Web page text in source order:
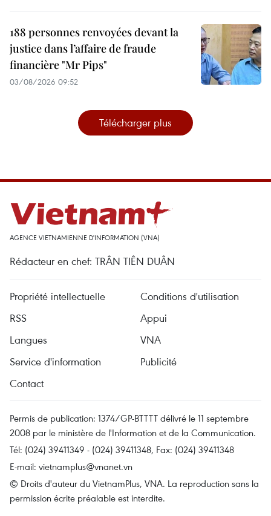
188 personnes renvoyées devant la
justice dans l’affaire de fraude
financière "Mr Pips"
03/08/2026 09:52
Télécharger plus
AGENCE VIETNAMIENNE D'INFORMATION (VNA)
Rédacteur en chef: TRÂN TIÊN DUÂN
Propriété intellectuelle
Conditions d'utilisation
RSS
Appui
Langues
VNA
Service d'information
Publicité
Contact
Permis de publication: 1374/GP-BTTTT délivré le 11 septembre
2008 par le ministère de l'Information et de la Communication.
Tél: (024) 39411349 - (024) 39411348, Fax: (024) 39411348
E-mail: vietnamplus@vnanet.vn
© Droits d'auteur du VietnamPlus, VNA. La reproduction sans la
permission écrite préalable est interdite.